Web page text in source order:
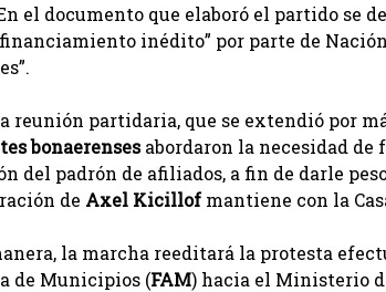
el documento que elaboró el partido se
inédito” por parte de
reunión partidaria, que se extendió por
bonaerensesabordaron la necesidad
del padrón de afiliados, a fin de darle
de Axel Kicillof mantiene con la
la marcha reeditará la protesta
de Municipios (FAM) hacia el Ministerio